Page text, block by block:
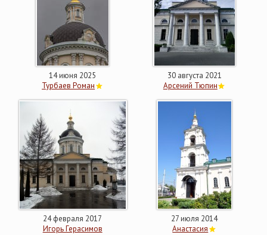
14 июня 2025
Турбаев Роман
30 августа 2021
Арсений Тюпин
24 февраля 2017
Игорь Герасимов
27 июля 2014
Анастасия